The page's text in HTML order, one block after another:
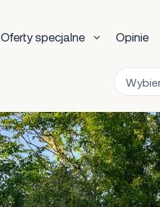
Oferty specjalne Opinie